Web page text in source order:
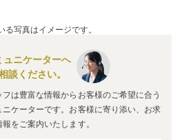
す。
る写真はイメージです。
ュニケーターへ
談ください。
は豊富な情報からお客様のご希望に合う
ケーターです。お客様に寄り添い、お求
をご案内いたします。